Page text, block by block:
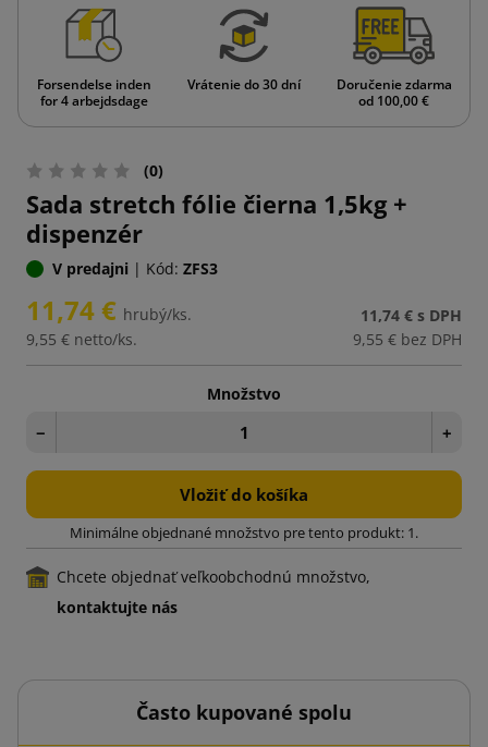
Forsendelse inden
for 4 arbejdsdage
Vrátenie do 30 dní
Doručenie zdarma
od 100,00 €
(0)
Sada stretch fólie čierna 1,5kg +
dispenzér
V predajni | Kód: ZFS3
11,74 € hrubý/ks.
9,55 € netto/ks.
11,74 € s DPH
9,55 € bez DPH
Množstvo
− +
Vložiť do košíka
Minimálne objednané množstvo pre tento produkt: 1.
Chcete objednať veľkoobchodnú množstvo,
kontaktujte nás
Často kupované spolu